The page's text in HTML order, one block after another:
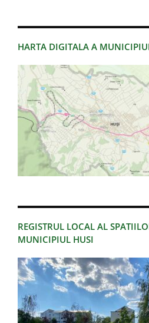
HARTA DIGITALA A
REGISTRUL LOCAL AL
MUNICIPIUL HUSI